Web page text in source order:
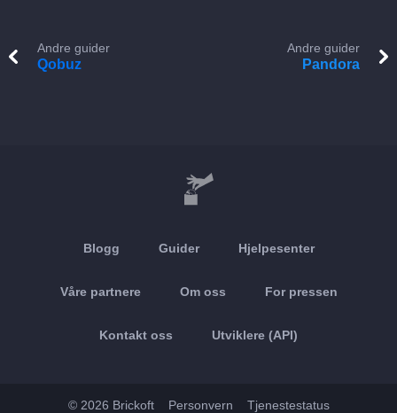
Andre guider
Qobuz
Andre guider
Pandora
Blogg Guider Hjelpesenter
Våre partnere Om oss For pressen
Kontakt oss Utviklere (API)
© 2026 Brickoft Personvern Tjenestestatus